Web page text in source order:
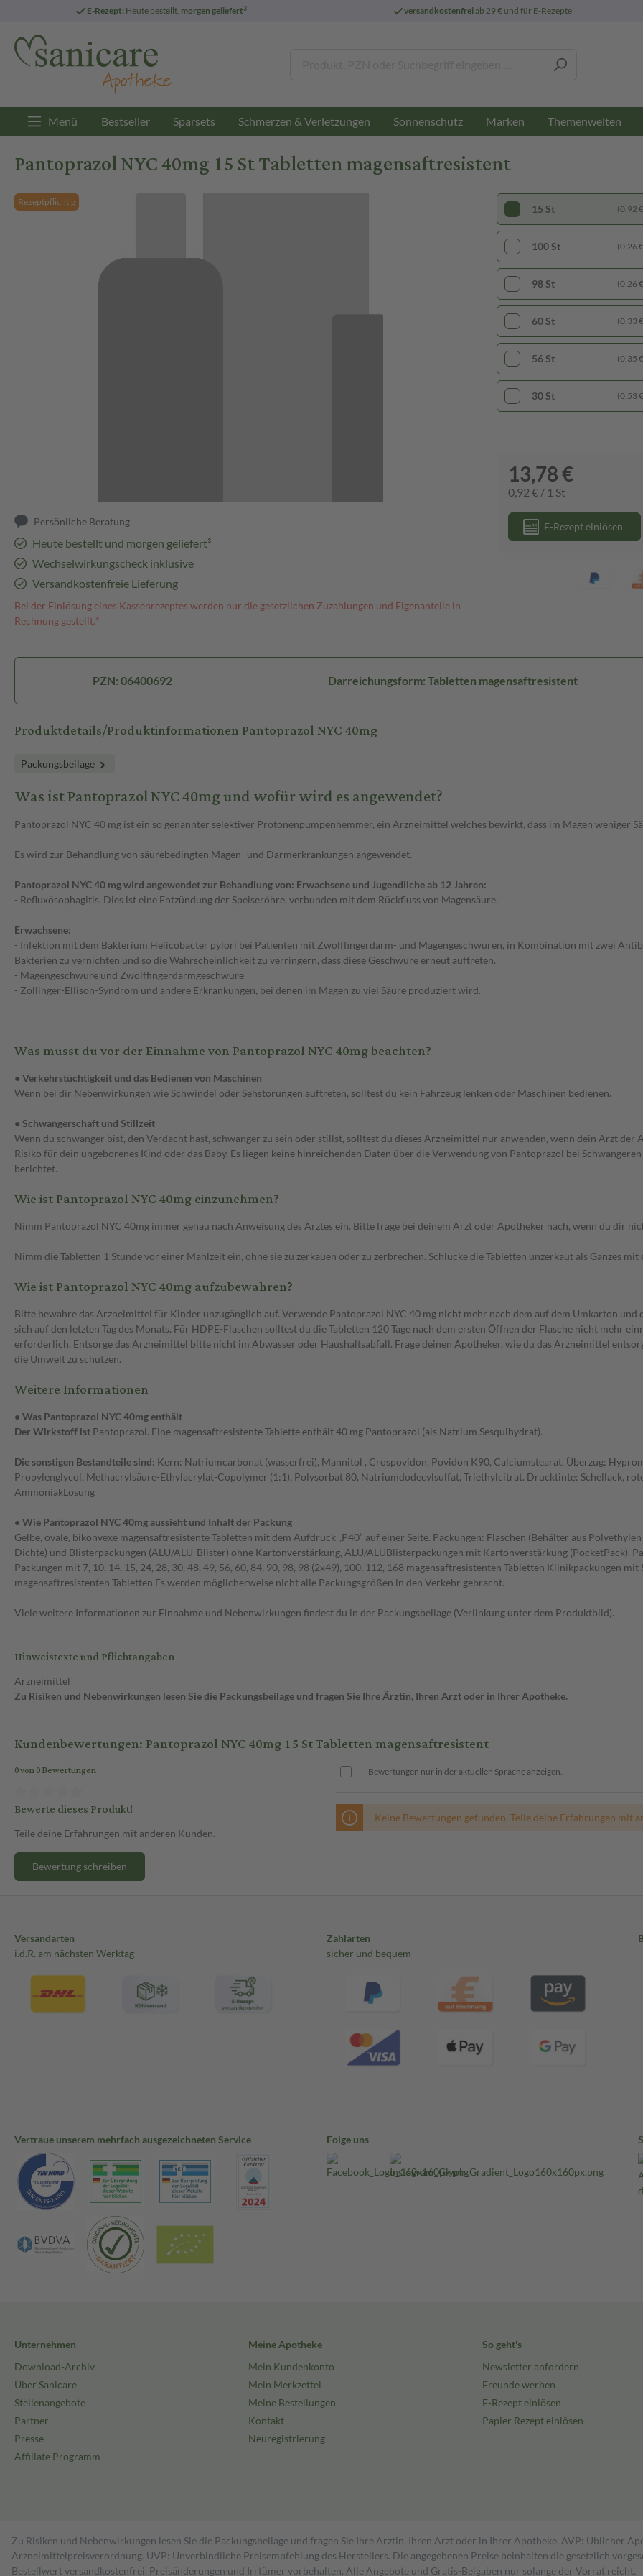
E-Rezept: Heute bestellt, morgen geliefert3 versandkostenfreiab 29 € und für E-Rezepte
Menü Bestseller Sparsets Schmerzen & Verletzungen Sonnenschutz Marken Themenwelten
Pantoprazol NYC 40mg 15 St Tabletten magensaftresistent
Rezeptpflichtig
Persönliche Beratung
Heute bestellt und morgen geliefert³
Wechselwirkungscheck inklusive
Versandkostenfreie Lieferung
Bei der Einlösung eines Kassenrezeptes werden nur die gesetzlichen Zuzahlungen und Eigenanteile in
Rechnung gestellt.⁴
100 St (0,26
98 St (0,26
60 St (0,33
56 St (0,35
30 St (0,53
15 St (0,92
13,78 €
0,92 € / 1 St
E-Rezept einlösen
PZN: 06400692 Darreichungsform: Tabletten magensaftresistent
Produktdetails/Produktinformationen Pantoprazol NYC 40mg
Packungsbeilage
Was ist Pantoprazol NYC 40mg und wofür wird es angewendet?
Pantoprazol NYC 40 mg ist ein so genannter selektiver Protonenpumpenhemmer, ein Arzneimittel welches bewirkt, dass im Magen weniger
Es wird zur Behandlung von säurebedingten Magen- und Darmerkrankungen angewendet.
Pantoprazol NYC 40 mg wird angewendet zur Behandlung von: Erwachsene und Jugendliche ab 12 Jahren:
- Refluxösophagitis. Dies ist eine Entzündung der Speiseröhre, verbunden mit dem Rückfluss von Magensäure.
Erwachsene:
- Infektion mit dem Bakterium Helicobacter pylori bei Patienten mit Zwölffingerdarm- und Magengeschwüren, in Kombination mit zwei
Bakterien zu vernichten und so die Wahrscheinlichkeit zu verringern, dass diese Geschwüre erneut auftreten.
- Magengeschwüre und Zwölffingerdarmgeschwüre
- Zollinger-Ellison-Syndrom und andere Erkrankungen, bei denen im Magen zu viel Säure produziert wird.
Was musst du vor der Einnahme von Pantoprazol NYC 40mg beachten?
● Verkehrstüchtigkeit und das Bedienen von Maschinen
Wenn bei dir Nebenwirkungen wie Schwindel oder Sehstörungen auftreten, solltest du kein Fahrzeug lenken oder Maschinen bedienen.
● Schwangerschaft und Stillzeit
Wenn du schwanger bist, den Verdacht hast, schwanger zu sein oder stillst, solltest du dieses Arzneimittel nur anwenden, wenn dein Arzt
Risiko für dein ungeborenes Kind oder das Baby. Es liegen keine hinreichenden Daten über die Verwendung von Pantoprazol bei
berichtet.
Wie ist Pantoprazol NYC 40mg einzunehmen?
Nimm Pantoprazol NYC 40mg immer genau nach Anweisung des Arztes ein. Bitte frage bei deinem Arzt oder Apotheker nach, wenn du dir
Nimm die Tabletten 1 Stunde vor einer Mahlzeit ein, ohne sie zu zerkauen oder zu zerbrechen. Schlucke die Tabletten unzerkaut als Ganzes mit
Wie ist Pantoprazol NYC 40mg aufzubewahren?
Bitte bewahre das Arzneimittel für Kinder unzugänglich auf. Verwende Pantoprazol NYC 40 mg nicht mehr nach dem auf dem Umkarton
sich auf den letzten Tag des Monats. Für HDPE-Flaschen solltest du die Tabletten 120 Tage nach dem ersten Öffnen der Flasche nicht mehr
erforderlich. Entsorge das Arzneimittel bitte nicht im Abwasser oder Haushaltsabfall. Frage deinen Apotheker, wie du das Arzneimittel
die Umwelt zu schützen.
Weitere Informationen
• Was Pantoprazol NYC 40mg enthält
Der Wirkstoff ist Pantoprazol. Eine magensaftresistente Tablette enthält 40 mg Pantoprazol (als Natrium Sesquihydrat).
Die sonstigen Bestandteile sind: Kern: Natriumcarbonat (wasserfrei), Mannitol , Crospovidon, Povidon K90, Calciumstearat. Überzug:
Propylenglycol, Methacrylsäure-Ethylacrylat-Copolymer (1:1), Polysorbat 80, Natriumdodecylsulfat, Triethylcitrat. Drucktinte: Schellack,
AmmoniakLösung
• Wie Pantoprazol NYC 40mg aussieht und Inhalt der Packung
Gelbe, ovale, bikonvexe magensaftresistente Tabletten mit dem Aufdruck „P40“ auf einer Seite. Packungen: Flaschen (Behälter aus
Dichte) und Blisterpackungen (ALU/ALU-Blister) ohne Kartonverstärkung, ALU/ALUBlisterpackungen mit Kartonverstärkung (PocketPack).
Packungen mit 7, 10, 14, 15, 24, 28, 30, 48, 49, 56, 60, 84, 90, 98, 98 (2x49), 100, 112, 168 magensaftresistenten Tabletten Klinikpackungen
magensaftresistenten Tabletten Es werden möglicherweise nicht alle Packungsgrößen in den Verkehr gebracht.
Viele weitere Informationen zur Einnahme und Nebenwirkungen findest du in der Packungsbeilage (Verlinkung unter dem Produktbild).
Hinweistexte und Pflichtangaben
Arzneimittel
Zu Risiken und Nebenwirkungen lesen Sie die Packungsbeilage und fragen Sie Ihre Ärztin, Ihren Arzt oder in Ihrer Apotheke.
Kundenbewertungen: Pantoprazol NYC 40mg 15 St Tabletten magensaftresistent
0 von 0 Bewertungen
Bewerte dieses Produkt!
Teile deine Erfahrungen mit anderen Kunden.
Bewertung schreiben
Bewertungen nur in der aktuellen Sprache anzeigen.
Keine Bewertungen gefunden. Teile deine Erfahrungen mit
Versandarten
i.d.R. am nächsten Werktag
Zahlarten
sicher und bequem
Vertraue unserem mehrfach ausgezeichneten Service Folge uns
Unternehmen
Download-Archiv
Über Sanicare
Stellenangebote
Partner
Presse
Affiliate Programm
Meine Apotheke
Mein Kundenkonto
Mein Merkzettel
Meine Bestellungen
Kontakt
Neuregistrierung
So geht's
Newsletter anfordern
Freunde werben
E-Rezept einlösen
Papier Rezept einlösen
Zu Risiken und Nebenwirkungen lesen Sie die Packungsbeilage und fragen Sie Ihre Ärztin, Ihren Arzt oder in Ihrer Apotheke. AVP: Üblicher
Arzneimittelpreisverordnung. UVP: Unverbindliche Preisempfehlung des Herstellers. Die angegebenen Preise beinhalten die gesetzlich
Bestell­wert versand­kosten­frei. Preisänderungen und Irrtümer vorbehalten. Alle Angebote und Gratis-Beigaben nur solange der Vorrat reicht.